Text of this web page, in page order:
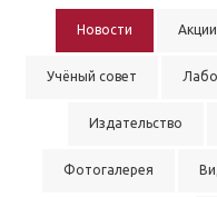
Новости Акции
Учёный совет
Издательство
Фотогалерея